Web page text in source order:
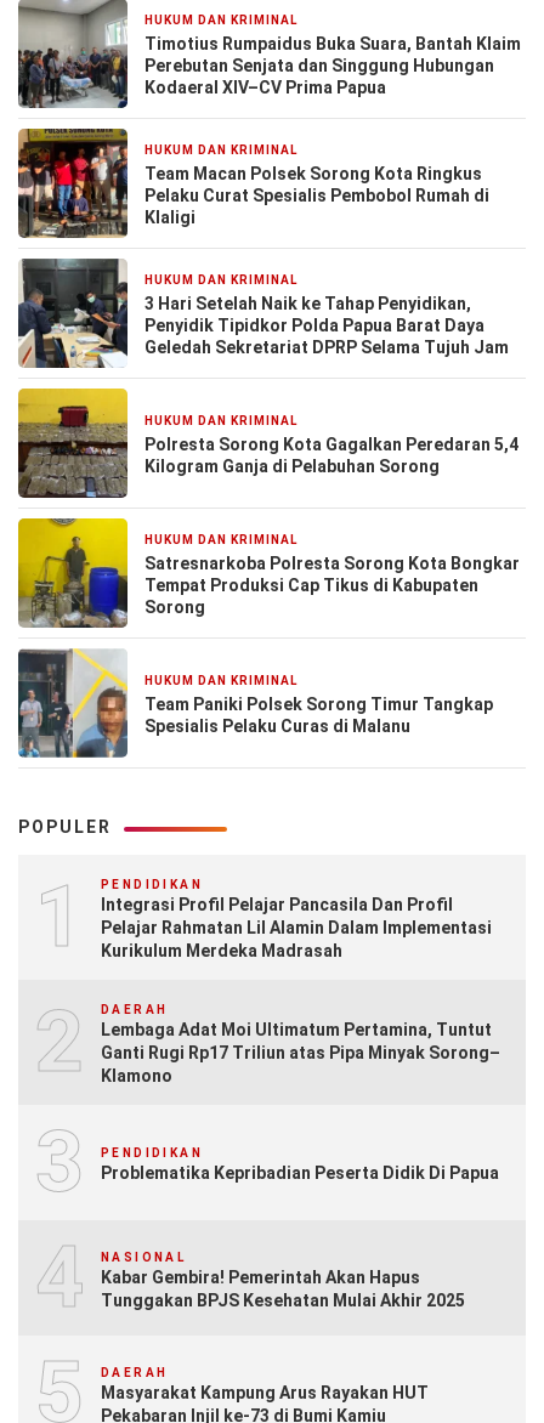
HUKUM DAN KRIMINAL
Timotius Rumpaidus Buka Suara, Bantah Klaim
Perebutan Senjata dan Singgung Hubungan
Kodaeral XIV–CV Prima Papua
HUKUM DAN KRIMINAL
Team Macan Polsek Sorong Kota Ringkus
Pelaku Curat Spesialis Pembobol Rumah di
Klaligi
HUKUM DAN KRIMINAL
3 Hari Setelah Naik ke Tahap Penyidikan,
Penyidik Tipidkor Polda Papua Barat Daya
Geledah Sekretariat DPRP Selama Tujuh Jam
HUKUM DAN KRIMINAL
Polresta Sorong Kota Gagalkan Peredaran 5,4
Kilogram Ganja di Pelabuhan Sorong
HUKUM DAN KRIMINAL
Satresnarkoba Polresta Sorong Kota Bongkar
Tempat Produksi Cap Tikus di Kabupaten
Sorong
HUKUM DAN KRIMINAL
Team Paniki Polsek Sorong Timur Tangkap
Spesialis Pelaku Curas di Malanu
POPULER
1 PENDIDIKAN
Integrasi Profil Pelajar Pancasila Dan Profil
Pelajar Rahmatan Lil Alamin Dalam Implementasi
Kurikulum Merdeka Madrasah
2 DAERAH
Lembaga Adat Moi Ultimatum Pertamina, Tuntut
Ganti Rugi Rp17 Triliun atas Pipa Minyak Sorong–
Klamono
3 PENDIDIKAN
Problematika Kepribadian Peserta Didik Di Papua
4 NASIONAL
Kabar Gembira! Pemerintah Akan Hapus
Tunggakan BPJS Kesehatan Mulai Akhir 2025
5 DAERAH
Masyarakat Kampung Arus Rayakan HUT
Pekabaran Injil ke-73 di Bumi Kamiu